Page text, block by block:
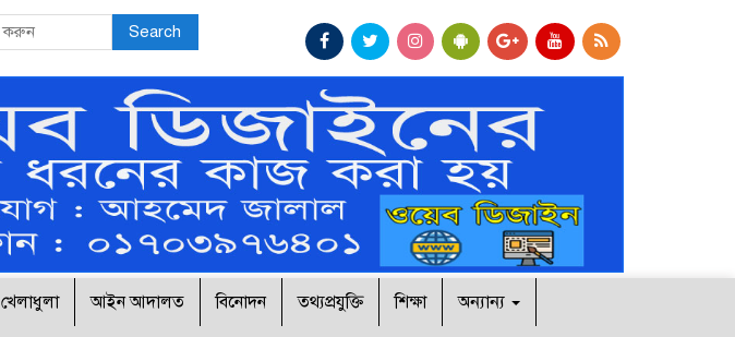
Search
খেলাধুলা আইন আদালত বিনোদন তথ্যপ্রযুক্তি শিক্ষা অন্যান্য